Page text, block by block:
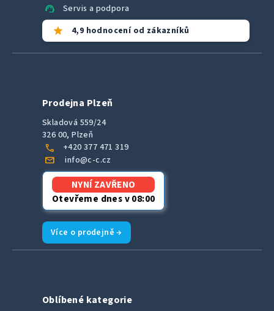
support_agent Servis a podpora
star 4,9 hodnocení od zákazníků
Prodejna Plzeň
Skladová 559/24
326 00, Plzeň
call +420 377 471 319
mail info@c-c.cz
NYNÍ ZAVŘENO
Otevřeme dnes v 08:00
Více o prodejně →
Oblíbené kategorie